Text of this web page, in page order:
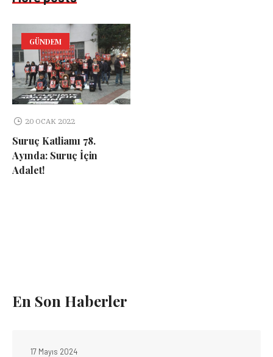
GÜNDEM
20 OCAK 2022
Suruç Katliamı 78.
Ayında: Suruç İçin
Adalet!
En Son Haberler
17 Mayıs 2024